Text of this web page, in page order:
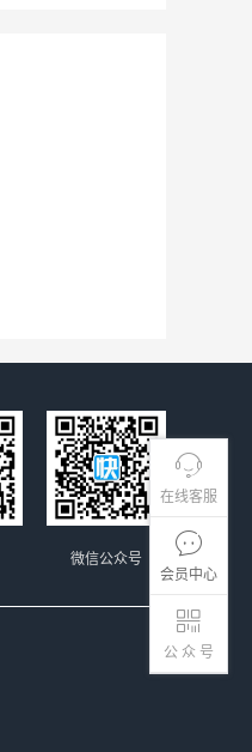
在线客服
会员中心
公 众 号
微信公众号